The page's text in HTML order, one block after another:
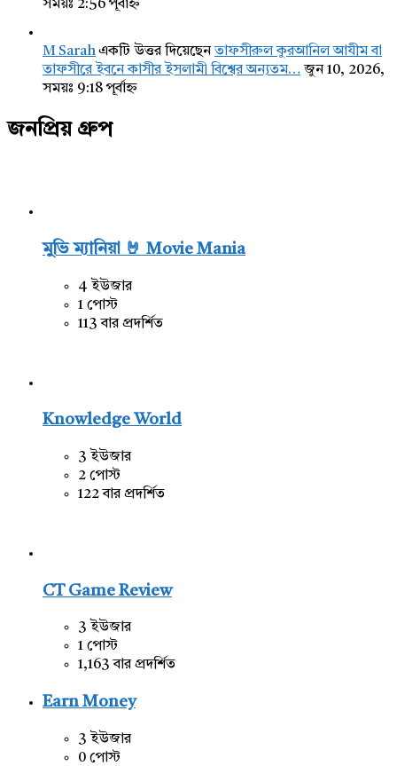
সময়ঃ 2:56 পূর্বাহ্ন
M Sarahএকটি উত্তর দিয়েছেনতাফসীরুল কুরআনিল আযীম বা
তাফসীরে ইবনে কাসীর ইসলামী বিশ্বের অন্যতম… জুন 10, 2026,
সময়ঃ 9:18 পূর্বাহ্ন
জনপ্রিয় গ্রুপ
মুভি ম্যানিয়া 🤘 Movie Mania
4 ইউজার
1 পোস্ট
113 বার প্রদর্শিত
Knowledge World
3 ইউজার
2 পোস্ট
122 বার প্রদর্শিত
CT Game Review
3 ইউজার
1 পোস্ট
1,163 বার প্রদর্শিত
Earn Money
3 ইউজার
0 পোস্ট